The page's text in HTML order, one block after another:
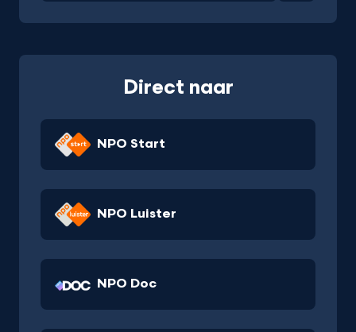
Direct naar
NPO Start
NPO Luister
NPO Doc